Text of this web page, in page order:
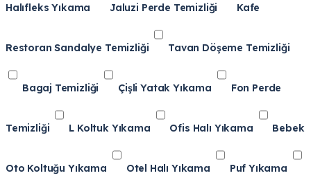
Halıfleks Yıkama Jaluzi Perde Temizliği Kafe
Restoran Sandalye Temizliği Tavan Döşeme Temizliği
Bagaj Temizliği Çişli Yatak Yıkama Fon Perde
Temizliği L Koltuk Yıkama Ofis Halı Yıkama Bebek
Oto Koltuğu Yıkama Otel Halı Yıkama Puf Yıkama